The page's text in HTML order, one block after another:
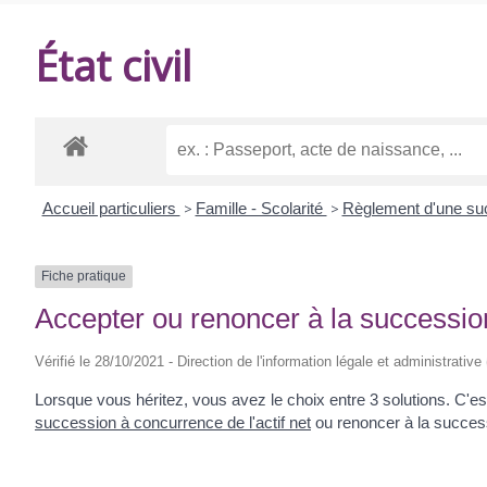
État civil
Accueil particuliers > Famille - Scolarité > Règlement d'une
Fiche pratique
Accepter ou renoncer à la
Vérifié le 28/10/2021 - Direction de l'information légale et administrative
Lorsque vous héritez, vous avez le choix entre 3 solutions.
succession à concurrence de l'actif net ou renoncer à la